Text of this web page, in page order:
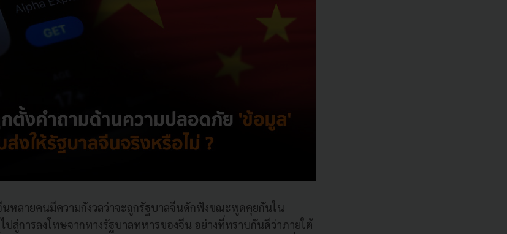
หลายคนมีความกังวลว่าจะถูกรัฐบาลจีนดักฟังขณะพูดคุยกันใน
ปสู่การลงโทษจากทางรัฐบาลทหารของจีน อย่างที่ทราบกันดีว่าภายใต้